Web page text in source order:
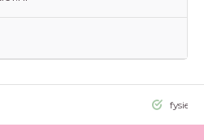
fysieke